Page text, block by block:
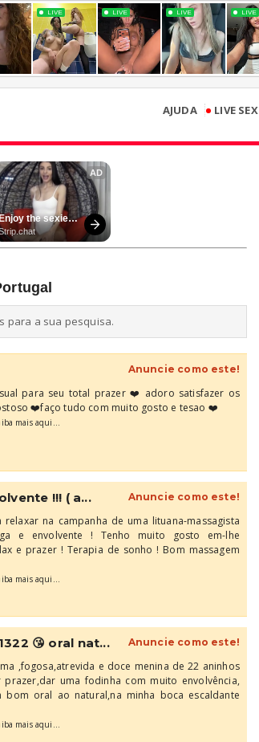
AJUDA • LIVE SEX
para a sua pesquisa.
Anuncie como este!
para seu total prazer ❤️ adoro satisfazer os
❤️faço tudo com muito gosto e tesao ❤️
mais aqui...
!!! ( a... Anuncie como este!
relaxar na campanha de uma lituana-massagista
e envolvente ! Tenho muito gosto em-lhe
e prazer ! Terapia de sonho ! Bom massagem
mais aqui...
😘 oral nat... Anuncie como este!
,fogosa,atrevida e doce menina de 22 aninhos
uma fodinha com muito envolvência,
bom oral ao natural,na minha boca escaldante
mais aqui...